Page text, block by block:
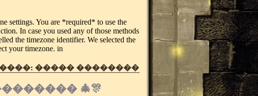
settings. You are *required* to use the
In case you used any of those methods
the timezone identifier. We selected the
your timezone. in
����� ��������
🎄🎊